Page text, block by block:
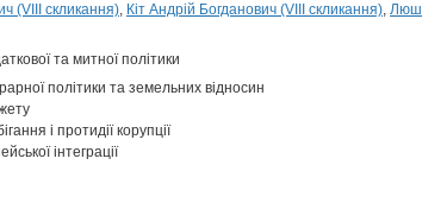
(VIII скликання) Кіт Андрій Богданович (VIII скликання)
та митної політики
політики та земельних відносин
і протидії корупції
інтеграції